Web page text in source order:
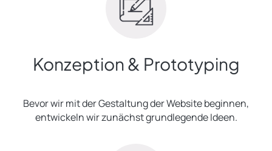
Konzeption & Prototyping
Bevor wir mit der Gestaltung der Website beginnen,
entwickeln wir zunächst grundlegende Ideen.